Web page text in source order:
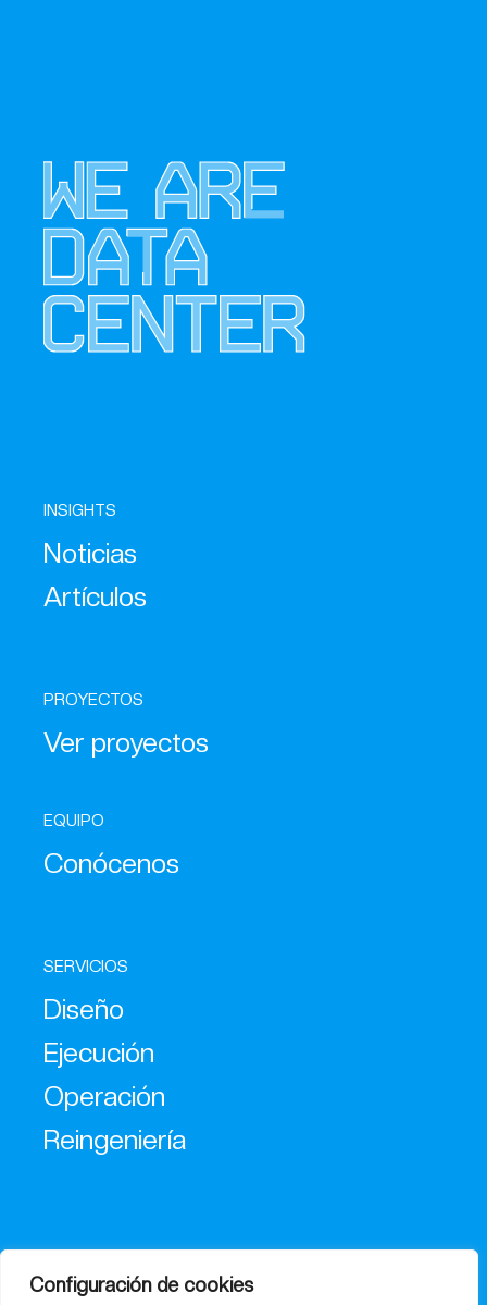
Configuración de cookies
INSIGHTS
Noticias
Artículos
PROYECTOS
Ver proyectos
EQUIPO
Conócenos
SERVICIOS
Diseño
Ejecución
Operación
Reingeniería